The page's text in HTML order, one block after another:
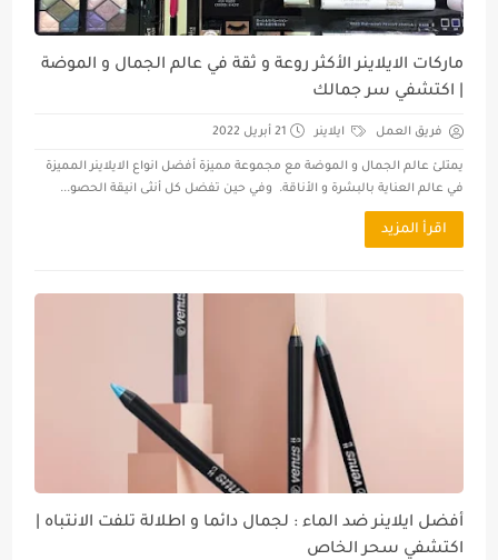
ماركات الايلاينر الأكثر روعة و ثقة في عالم الجمال و الموضة
| اكتشفي سر جمالك
فريق العمل ايلاينر 21 أبريل 2022
يمتلئ عالم الجمال و الموضة مع مجموعة مميزة أفضل انواع الايلاينر المميزة
في عالم العناية بالبشرة و الأناقة. وفي حين تفضل كل أنثى انيقة الحصو...
اقرأ المزيد
أفضل ايلاينر ضد الماء : لجمال دائما و اطلالة تلفت الانتباه |
اكتشفي سحر الخاص